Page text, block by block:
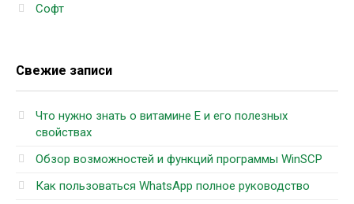
Софт
Свежие записи
Что нужно знать о витамине Е и его полезных
свойствах
Обзор возможностей и функций программы WinSCP
Как пользоваться WhatsApp полное руководство